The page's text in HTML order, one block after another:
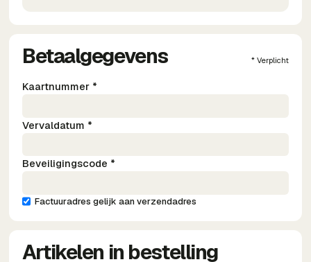
Betaalgegevens * Verplicht
Kaartnummer *
Vervaldatum *
Beveiligingscode *
Factuuradres gelijk aan verzendadres
Artikelen in bestelling